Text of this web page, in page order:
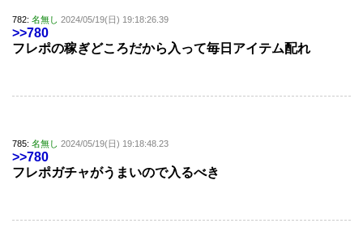
782: 名無し 2024/05/19(日) 19:18:26.39
>>780
フレポの稼ぎどころだから入って毎日アイテム配れ
785: 名無し 2024/05/19(日) 19:18:48.23
>>780
フレポガチャがうまいので入るべき